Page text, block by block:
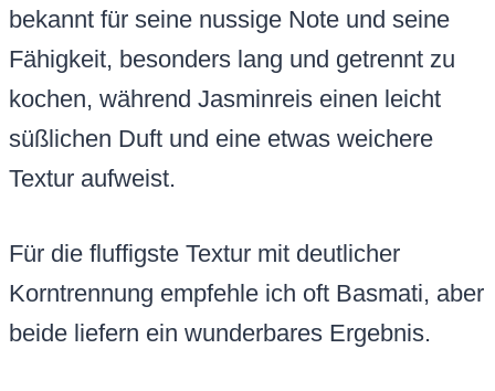
bekannt für seine nussige Note und seine
Fähigkeit, besonders lang und getrennt zu
kochen, während Jasminreis einen leicht
süßlichen Duft und eine etwas weichere
Textur aufweist.
Für die fluffigste Textur mit deutlicher
Korntrennung empfehle ich oft Basmati, aber
beide liefern ein wunderbares Ergebnis.